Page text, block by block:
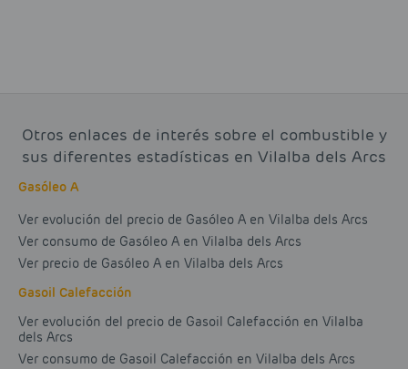
Otros enlaces de interés sobre el combustible y
sus diferentes estadísticas en Vilalba dels Arcs
Gasóleo A
Ver evolución del precio de Gasóleo A en Vilalba dels Arcs
Ver consumo de Gasóleo A en Vilalba dels Arcs
Ver precio de Gasóleo A en Vilalba dels Arcs
Gasoil Calefacción
Ver evolución del precio de Gasoil Calefacción en Vilalba
dels Arcs
Ver consumo de Gasoil Calefacción en Vilalba dels Arcs